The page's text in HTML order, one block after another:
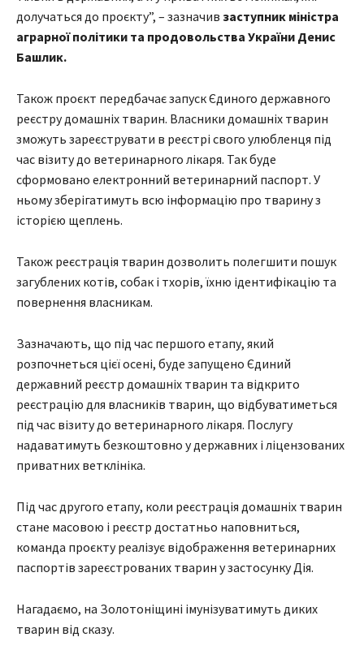
долучаться до проєкту”, – зазначив заступник міністра
аграрної політики та продовольства України Денис
Башлик.
Також проєкт передбачає запуск Єдиного державного
реєстру домашніх тварин. Власники домашніх тварин
зможуть зареєструвати в реєстрі свого улюбленця під
час візиту до ветеринарного лікаря. Так буде
сформовано електронний ветеринарний паспорт. У
ньому зберігатимуть всю інформацію про тварину з
історією щеплень.
Також реєстрація тварин дозволить полегшити пошук
загублених котів, собак і тхорів, їхню ідентифікацію та
повернення власникам.
Зазначають, що під час першого етапу, який
розпочнеться цієї осені, буде запущено Єдиний
державний реєстр домашніх тварин та відкрито
реєстрацію для власників тварин, що відбуватиметься
під час візиту до ветеринарного лікаря. Послугу
надаватимуть безкоштовно у державних і ліцензованих
приватних ветклініка.
Під час другого етапу, коли реєстрація домашніх тварин
стане масовою і реєстр достатньо наповниться,
команда проєкту реалізує відображення ветеринарних
паспортів зареєстрованих тварин у застосунку Дія.
Нагадаємо, на Золотоніщині імунізуватимуть диких
тварин від сказу.